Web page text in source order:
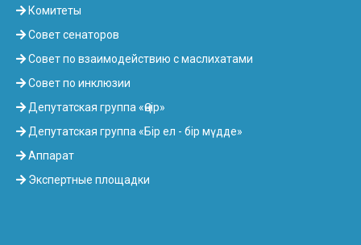
Комитеты
Совет сенаторов
Совет по взаимодействию с маслихатами
Совет по инклюзии
Депутатская группа «Өңір»
Депутатская группа «Бір ел - бір мүдде»
Аппарат
Экспертные площадки